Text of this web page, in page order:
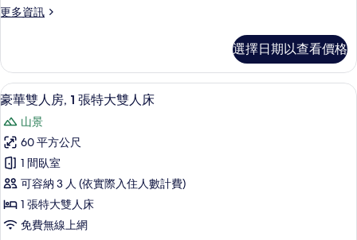
張
大
雙
人
床
的
所
有
相
片
更多資訊
更
雙
人
房,
張
特
大
雙
人
床
的
詳
選擇日期以查看價格
顯
示
豪
華
雙
人
房,
豪華雙人房, 1 張特大雙人床 | 埃及棉
5
豪華雙人房, 1 張特大雙人床
山景
60 平方公尺
1 間臥室
可容納 3 人 (依實際入住人數計費)
1 張特大雙人床
免費無線上網